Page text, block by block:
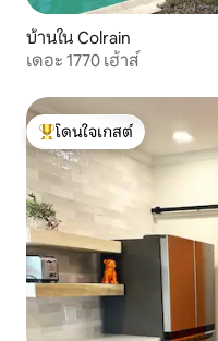
บ้านใน Colrain
เดอะ 1770 เฮ้าส์
โดนใจเกสต์ที่สุด
โดนใจเกสต์